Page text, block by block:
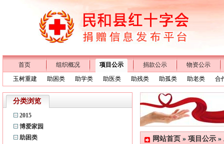
首页 组织概况 项目公示 捐款公示
物资公示
玉树重建
助困类 助学类 助医类 助残类 助孤类 助老类 合
分类浏览
2015
博爱家园
助困类
网站首页 » 项目公示 »